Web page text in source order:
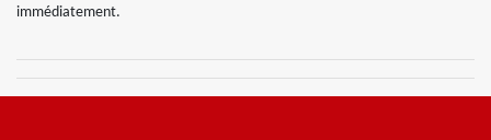
immédiatement.